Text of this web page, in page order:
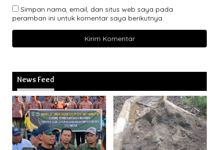
Simpan nama, email, dan situs web saya pada
peramban ini untuk komentar saya berikutnya.
News Feed